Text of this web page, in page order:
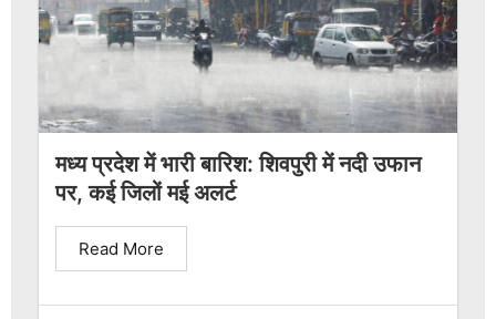
मध्य प्रदेश में भारी बारिश: शिवपुरी में नदी उफान
पर, कई जिलों मई अलर्ट
Read More